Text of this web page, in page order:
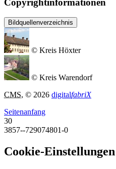
Bildquellenverzeichnis
© Kreis Höxter
© Kreis Warendorf
CMS, © 2026 digitalfabriX
Seitenanfang
30
3857--729074801-0
Cookie-Einstellungen